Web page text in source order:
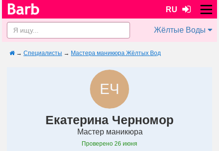
RU
Жёлтые Воды
→ Специалисты → Мастера маникюра Жёлтых Вод
ЕЧ
Екатерина Черномор
Мастер маникюра
Проверено 26 июня